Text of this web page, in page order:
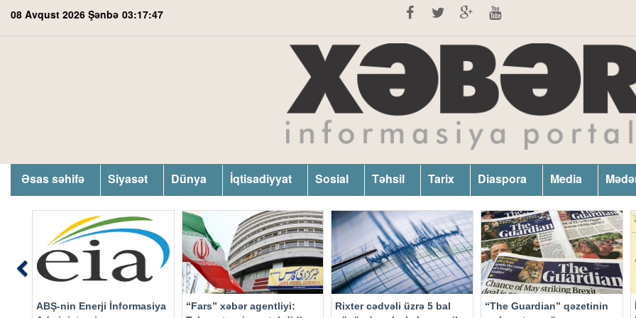
08 Avqust 2026 Şənbə 03:17:48
Əsas səhifə Siyasət Dünya İqtisadiyyat Sosial Təhsil Tarix Diaspora Media
ABŞ-nin Enerji İnformasiya
“Fars” xəbər agentliyi:
Rixter cədvəli üzrə 5 bal
“The Guardian” qəzetinin
Previous